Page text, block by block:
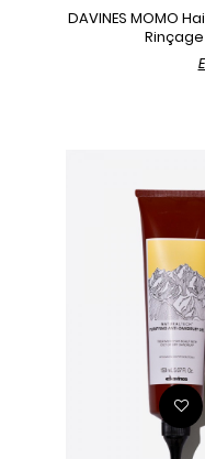
DAVINES MOMO